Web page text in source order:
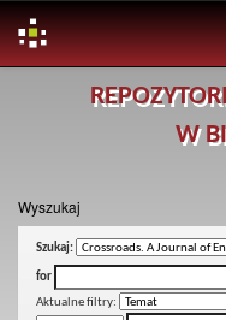
W
Wyszukaj
Szukaj:
for
Aktualne filtry: